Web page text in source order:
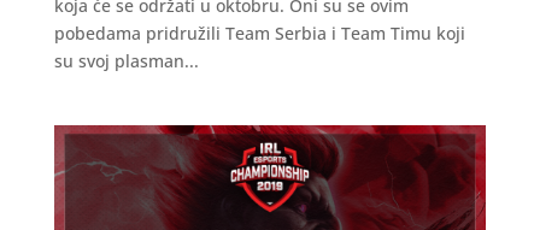
koja će se održati u oktobru. Oni su se ovim
pobedama pridružili Team Serbia i Team Timu koji
su svoj plasman...